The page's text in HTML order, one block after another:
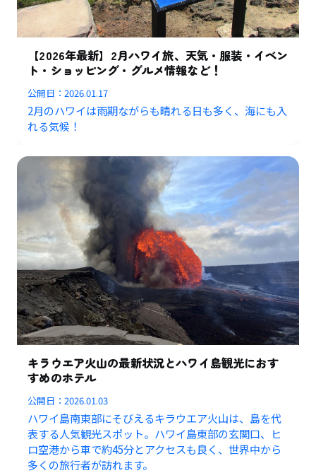
【2026年最新】2月ハワイ旅、天気・服装・イベン
ト・ショッピング・グルメ情報など！
公開日：2026.01.17
2月のハワイは雨期ながらも晴れる日も多く、海にも入
れる気候！
キラウエア火山の最新状況とハワイ島観光におす
すめのホテル
公開日：2026.01.03
ハワイ島南東部にそびえるキラウエア火山は、島を代
表する人気観光スポット。ハワイ島東部の玄関口、ヒ
ロ空港から車で約45分とアクセスも良く、世界中から
多くの旅行者が訪れます。